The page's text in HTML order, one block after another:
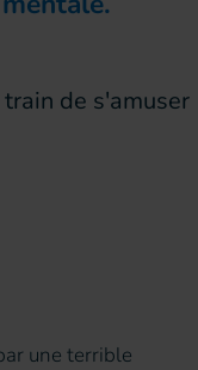
une terrible